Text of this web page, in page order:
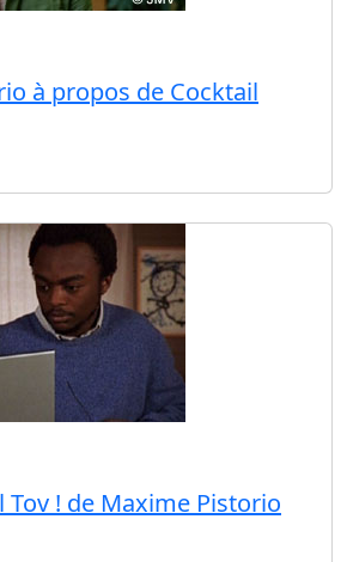
à propos de Cocktail
Tov ! de Maxime Pistorio